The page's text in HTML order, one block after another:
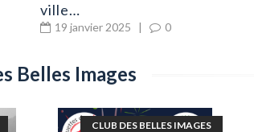
ville…
19 janvier 2025 | 0
Belles Images
CLUB DES BELLES IMAGES